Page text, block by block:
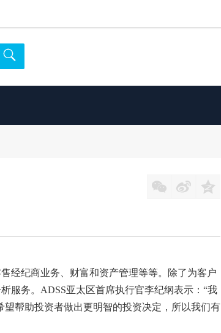

  
经纪商业务、财富和资产管理等等。除了为客户
服务。ADSS亚太区首席执行官李纪纲表示：“我
帮助投资者做出更明智的投资决定，所以我们有